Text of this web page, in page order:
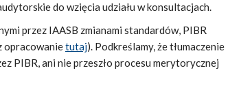
do wzięcia udziału w konsultacjach.
przez IAASB zmianami standardów, PIBR
opracowanietutaj). Podkreślamy, że tłumaczenie
PIBR, ani nie przeszło procesu merytorycznej